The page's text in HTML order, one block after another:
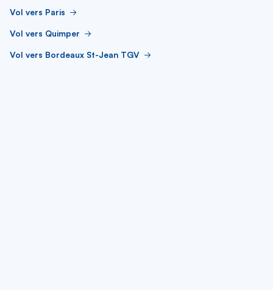
Vol vers Paris
Vol vers Quimper
Vol vers Bordeaux St-Jean TGV